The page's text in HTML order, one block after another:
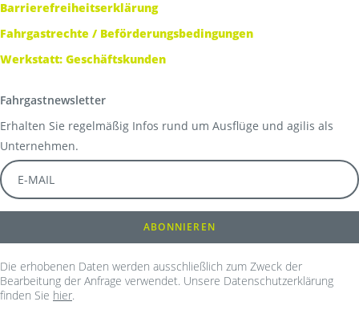
Barrierefreiheitserklärung
Fahrgastrechte / Beförderungsbedingungen
Werkstatt: Geschäftskunden
Fahrgastnewsletter
Erhalten Sie regelmäßig Infos rund um Ausflüge und agilis als
Unternehmen.
Die erhobenen Daten werden ausschließlich zum Zweck der
Bearbeitung der Anfrage verwendet. Unsere Datenschutzerklärung
finden Sie hier.